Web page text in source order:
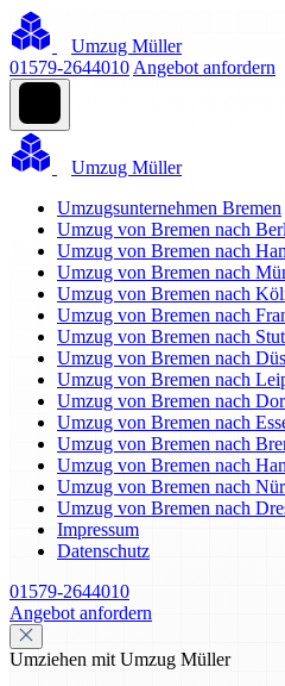
Umzug Müller
01579-2644010 Angebot anfordern
Umzug Müller
Umzugsunternehmen Bremen
Umzug von Bremen nach
Umzug von Bremen nach
Umzug von Bremen nach
Umzug von Bremen nach
Umzug von Bremen nach
Umzug von Bremen nach
Umzug von Bremen nach
Umzug von Bremen nach
Umzug von Bremen nach
Umzug von Bremen nach
Umzug von Bremen nach
Umzug von Bremen nach
Umzug von Bremen nach
Umzug von Bremen nach
Impressum
Datenschutz
01579-2644010
Angebot anfordern
Umziehen mit Umzug Müller